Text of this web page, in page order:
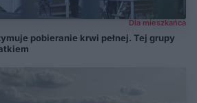
Dla mieszkańca
pobieranie krwi pełnej. Tej grupy